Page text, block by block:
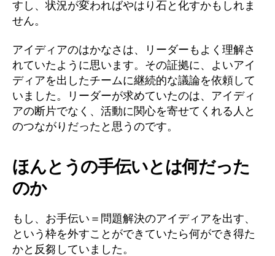
すし、状況が変わればやはり石と化すかもしれま
せん。
アイディアのはかなさは、リーダーもよく理解さ
れていたように思います。その証拠に、よいアイ
ディアを出したチームに継続的な議論を依頼して
いました。リーダーが求めていたのは、アイディ
アの断片でなく、活動に関心を寄せてくれる人と
のつながりだったと思うのです。
ほんとうの手伝いとは何だった
のか
もし、お手伝い＝問題解決のアイディアを出す、
という枠を外すことができていたら何ができ得た
かと反芻していました。